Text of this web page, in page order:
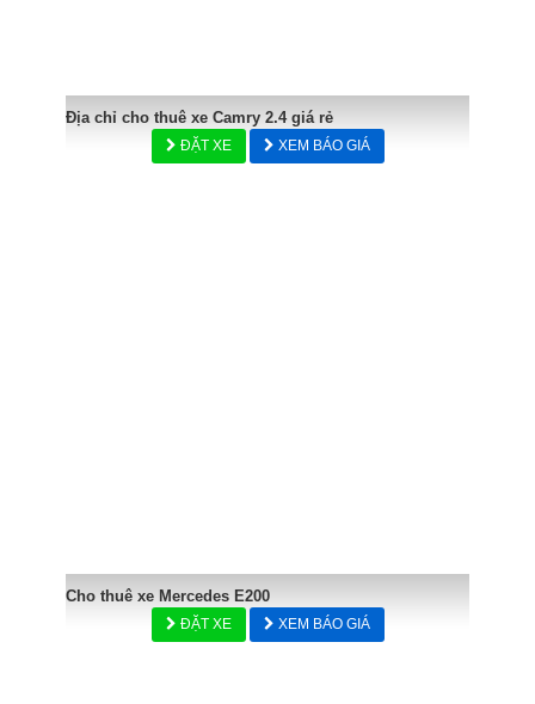
Địa chỉ cho thuê xe Camry 2.4 giá rẻ
ĐẶT XE XEM BÁO GIÁ
Cho thuê xe Mercedes E200
ĐẶT XE XEM BÁO GIÁ